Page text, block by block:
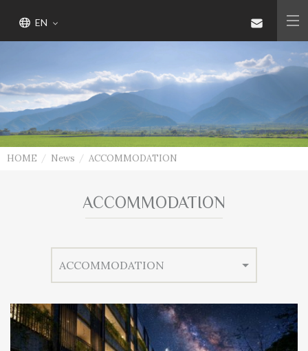
EN
HOME News ACCOMMODATION
ACCOMMODATION
ACCOMMODATION